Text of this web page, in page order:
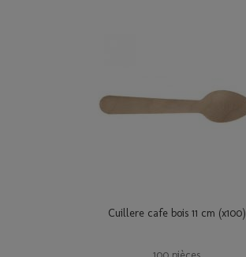
Cuillere cafe bois 11 cm (x100)